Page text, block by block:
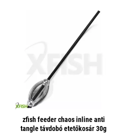
zfish feeder chaos inline anti
tangle távdobó etetőkosár 30g